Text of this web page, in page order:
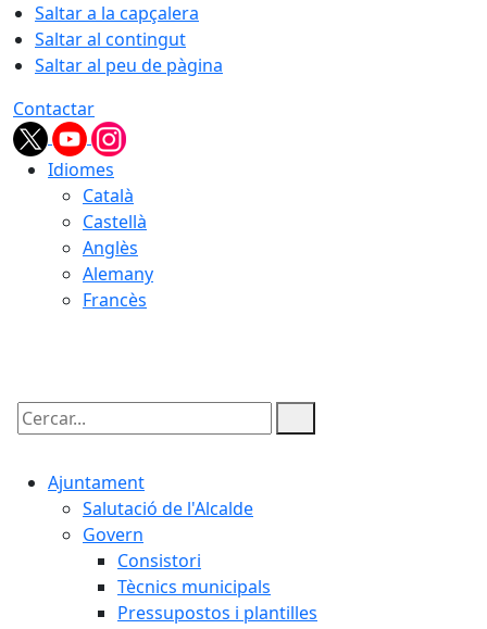
Saltar a la capçalera
Saltar al contingut
Saltar al peu de pàgina
Contactar
Idiomes
Català
Castellà
Anglès
Alemany
Francès
Cercar:
Ajuntament
Salutació de l'Alcalde
Govern
Consistori
Tècnics municipals
Pressupostos i plantilles